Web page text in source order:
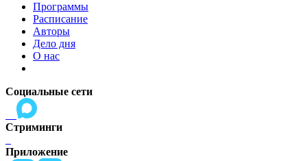
Программы
Расписание
Авторы
Дело дня
О нас
Социальные сети
Стриминги
Приложение